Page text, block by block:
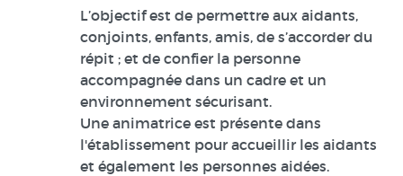
L’objectif est de permettre aux aidants,
conjoints, enfants, amis, de s’accorder du
répit ; et de confier la personne
accompagnée dans un cadre et un
environnement sécurisant.
Une animatrice est présente dans
l'établissement pour accueillir les aidants
et également les personnes aidées.